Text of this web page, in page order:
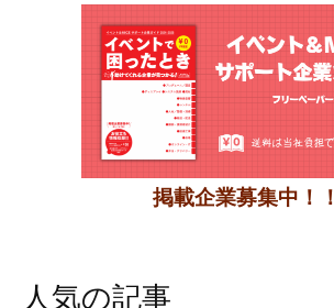
掲載企業募集中！！
人気の記事